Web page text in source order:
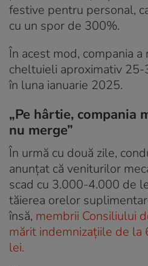
festive pentru personal,
cu un spor de 300%.
În acest mod, compania
cheltuieli aproximativ
în luna ianuarie 2025.
„Pe hârtie, compania
nu merge”
În urmă cu două zile,
anunțat că veniturilor
scad cu 3.000-4.000 de
tăierea orelor
însă, membrii Consiliului
mărit indemnizațiile de la
lei.